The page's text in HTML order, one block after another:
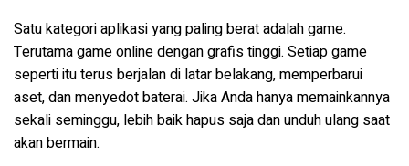
Satu kategori aplikasi yang paling berat adalah game.
Terutama game online dengan grafis tinggi. Setiap game
seperti itu terus berjalan di latar belakang, memperbarui
aset, dan menyedot baterai. Jika Anda hanya memainkannya
sekali seminggu, lebih baik hapus saja dan unduh ulang saat
akan bermain.